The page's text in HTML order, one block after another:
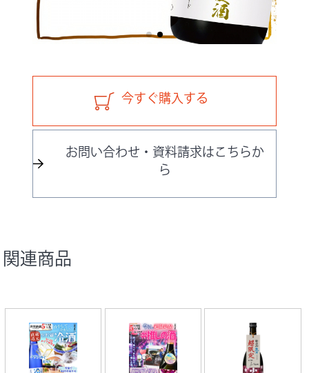
今すぐ購入する
お問い合わせ・資料請求はこちらか
ら
関連商品